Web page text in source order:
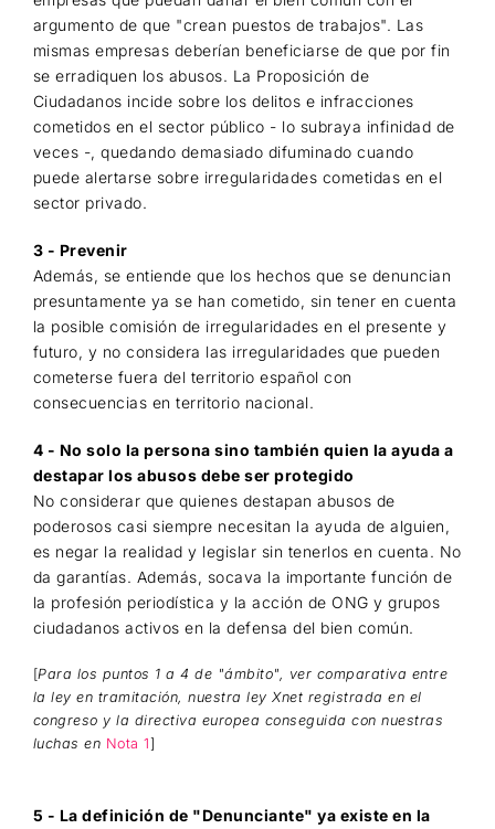
argumento de que "crean puestos de trabajos". Las
mismas empresas deberían beneficiarse de que por fin
se erradiquen los abusos. La Proposición de
Ciudadanos incide sobre los delitos e infracciones
cometidos en el sector público - lo subraya infinidad de
veces -, quedando demasiado difuminado cuando
puede alertarse sobre irregularidades cometidas en el
sector privado.
3 - Prevenir
Además, se entiende que los hechos que se denuncian
presuntamente ya se han cometido, sin tener en cuenta
la posible comisión de irregularidades en el presente y
futuro, y no considera las irregularidades que pueden
cometerse fuera del territorio español con
consecuencias en territorio nacional.
4 - No solo la persona sino también quien la ayuda a
destapar los abusos debe ser protegido
No considerar que quienes destapan abusos de
poderosos casi siempre necesitan la ayuda de alguien,
es negar la realidad y legislar sin tenerlos en cuenta. No
da garantías. Además, socava la importante función de
la profesión periodística y la acción de ONG y grupos
ciudadanos activos en la defensa del bien común.
[Para los puntos 1 a 4 de "ámbito", ver comparativa entre
la ley en tramitación, nuestra ley Xnet registrada en el
congreso y la directiva europea conseguida con nuestras
luchas en Nota 1]
5 - La definición de "Denunciante" ya existe en la